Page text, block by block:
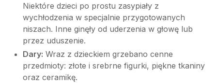
Niektóre dzieci po prostu zasypiały z
wychłodzenia w specjalnie przygotowanych
niszach. Inne ginęły od uderzenia w głowę lub
przez uduszenie.
Dary: Wraz z dzieckiem grzebano cenne
przedmioty: złote i srebrne figurki, piękne tkaniny
oraz ceramikę.